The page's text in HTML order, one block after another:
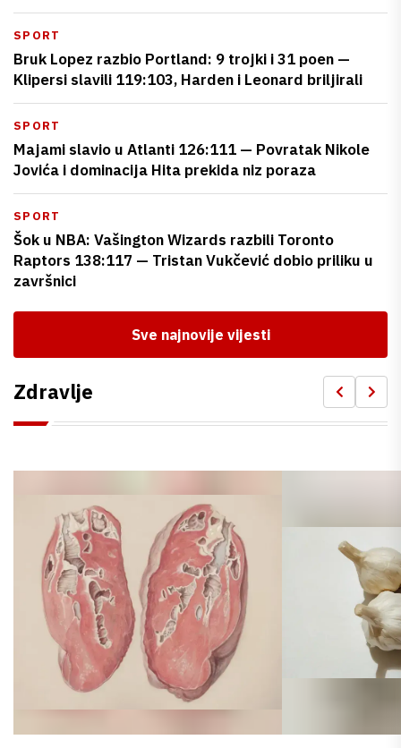
SPORT
Bruk Lopez razbio Portland: 9 trojki i 31 poen —
Klipersi slavili 119:103, Harden i Leonard briljirali
SPORT
Majami slavio u Atlanti 126:111 — Povratak Nikole
Jovića i dominacija Hita prekida niz poraza
SPORT
Šok u NBA: Vašington Wizards razbili Toronto
Raptors 138:117 — Tristan Vukčević dobio priliku u
završnici
Sve najnovije vijesti
Zdravlje